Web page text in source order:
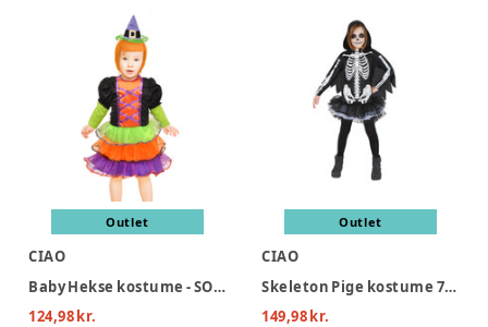
Outlet
CIAO
Baby Hekse kostume - SORT
124,98 kr.
Outlet
CIAO
Skeleton Pige kostume 7-10 år
149,98 kr.